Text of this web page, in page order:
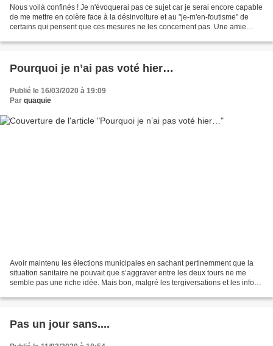
Nous voilà confinés ! Je n'évoquerai pas ce sujet car je serai encore capable
de me mettre en colère face à la désinvolture et au "je-m'en-foutisme" de
certains qui pensent que ces mesures ne les concernent pas. Une amie
Pourquoi je n’ai pas voté hier…
Publié le 16/03/2020 à 19:09
Par quaquie
Avoir maintenu les élections municipales en sachant pertinemment que la
situation sanitaire ne pouvait que s’aggraver entre les deux tours ne me
semble pas une riche idée. Mais bon, malgré les tergiversations et les infos
Pas un jour sans....